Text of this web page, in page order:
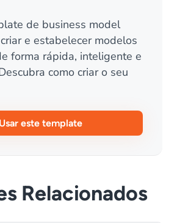
de business model
e estabelecer modelos
forma rápida, inteligente e
como criar o seu
Usar este template
Relacionados